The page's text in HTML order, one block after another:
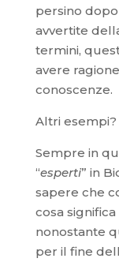
persino
avvertite
termini,
avere
conoscenze.
Altri esempi?
Sempre in
“esperti” in
sapere che
cosa
nonostante
per il fine